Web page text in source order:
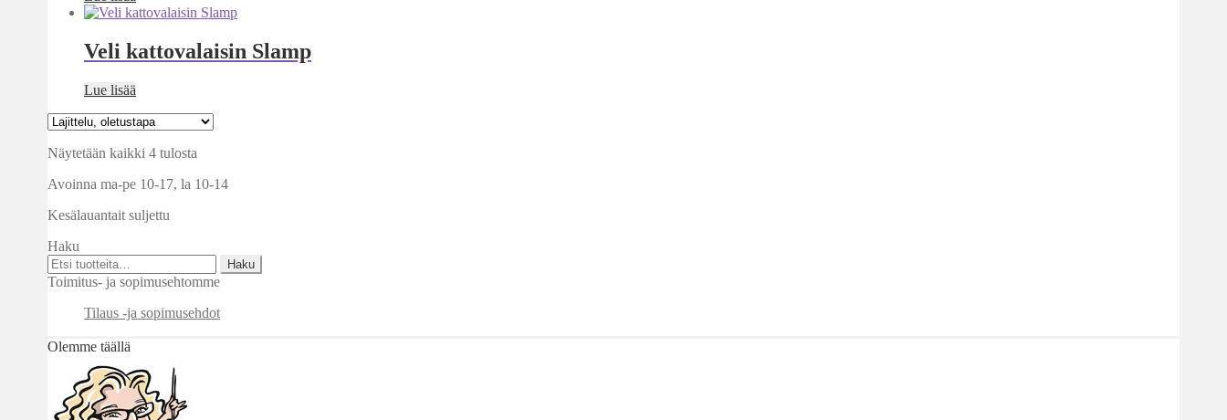
Veli kattovalaisin Slamp
Lue lisää
Näytetään kaikki 4 tulosta
Avoinna ma-pe 10-17, la 10-14
Kesälauantait suljettu
Haku
Etsi:
Haku
Toimitus- ja sopimusehtomme
Tilaus -ja sopimusehdot
Olemme täällä